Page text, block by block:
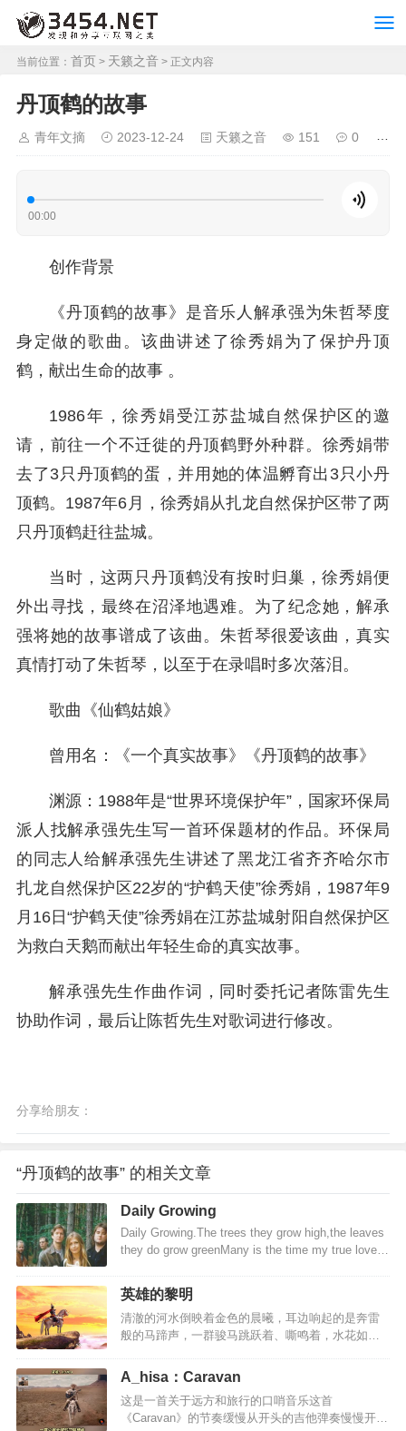
当前位置： 首页 > 天籁之音 > 正文内容
丹顶鹤的故事
青年文摘 2023-12-24 天籁之音 151 0
00:00
创作背景
《丹顶鹤的故事》是音乐人解承强为朱哲琴度
身定做的歌曲。该曲讲述了徐秀娟为了保护丹顶
鹤，献出生命的故事 。
1986年，徐秀娟受江苏盐城自然保护区的邀
请，前往一个不迁徙的丹顶鹤野外种群。徐秀娟带
去了3只丹顶鹤的蛋，并用她的体温孵育出3只小丹
顶鹤。1987年6月，徐秀娟从扎龙自然保护区带了两
只丹顶鹤赶往盐城。
当时，这两只丹顶鹤没有按时归巢，徐秀娟便
外出寻找，最终在沼泽地遇难。为了纪念她，解承
强将她的故事谱成了该曲。朱哲琴很爱该曲，真实
真情打动了朱哲琴，以至于在录唱时多次落泪。
歌曲《仙鹤姑娘》
曾用名：《一个真实故事》《丹顶鹤的故事》
渊源：1988年是“世界环境保护年”，国家环保局
派人找解承强先生写一首环保题材的作品。环保局
的同志人给解承强先生讲述了黑龙江省齐齐哈尔市
扎龙自然保护区22岁的“护鹤天使”徐秀娟，1987年9
月16日“护鹤天使”徐秀娟在江苏盐城射阳自然保护区
为救白天鹅而献出年轻生命的真实故事。
解承强先生作曲作词，同时委托记者陈雷先生
协助作词，最后让陈哲先生对歌词进行修改。
分享给朋友：
“丹顶鹤的故事” 的相关文章
Daily Growing
Daily Growing.The trees they grow high,the leaves
they do grow greenMany is the time my true love
aloneHe's young,but he's daily growingFather, dear
father,you've done me great wrongYou hav…
英雄的黎明
清澈的河水倒映着金色的晨曦，耳边响起的是奔雷
般的马蹄声，一群骏马跳跃着、嘶鸣着，水花如浪
在褐色披风中的矫健身影 当号角吹起，英雄不再沉
默！难忘战斗时,激昂的动荡气势!当准备逝去的那一
刻,眼里流露出的思乡心绪和温柔的儿女神态:也许军
人的宿命就是战死沙场，永不后悔!正所谓风萧萧兮
A_hisa：Caravan
这是一首关于远方和旅行的口哨音乐这首
《Caravan》的节奏缓慢从开头的吉他弹奏慢慢开始